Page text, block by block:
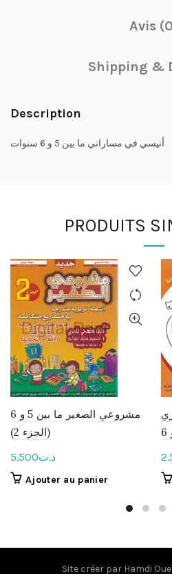
Avis
Shipping &
Description
أنيسي في مساراتي ما بين 5 و 6 سنوات
PRODUITS
مشروعي الصغير ما بين 5 و 6
(الجزء 2)
د.ت5.500
Ajouter au panier
Site créer par Hamdi